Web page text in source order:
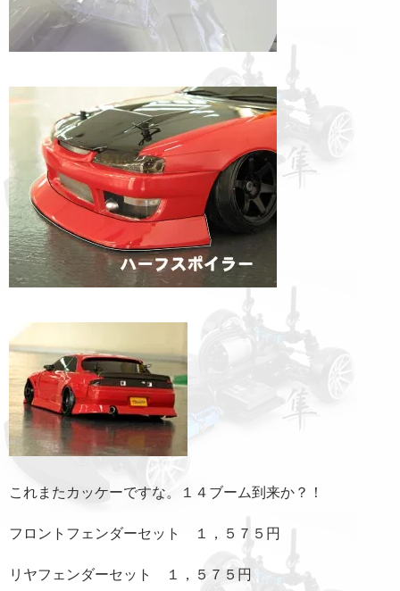
これまたカッケーですな。１４ブーム到来か？！
フロントフェンダーセット １，５７５円
リヤフェンダーセット １，５７５円